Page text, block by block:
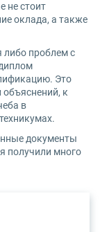
не стоит
оклада, а также
либо проблем с
Это
к
в
документы
получили много